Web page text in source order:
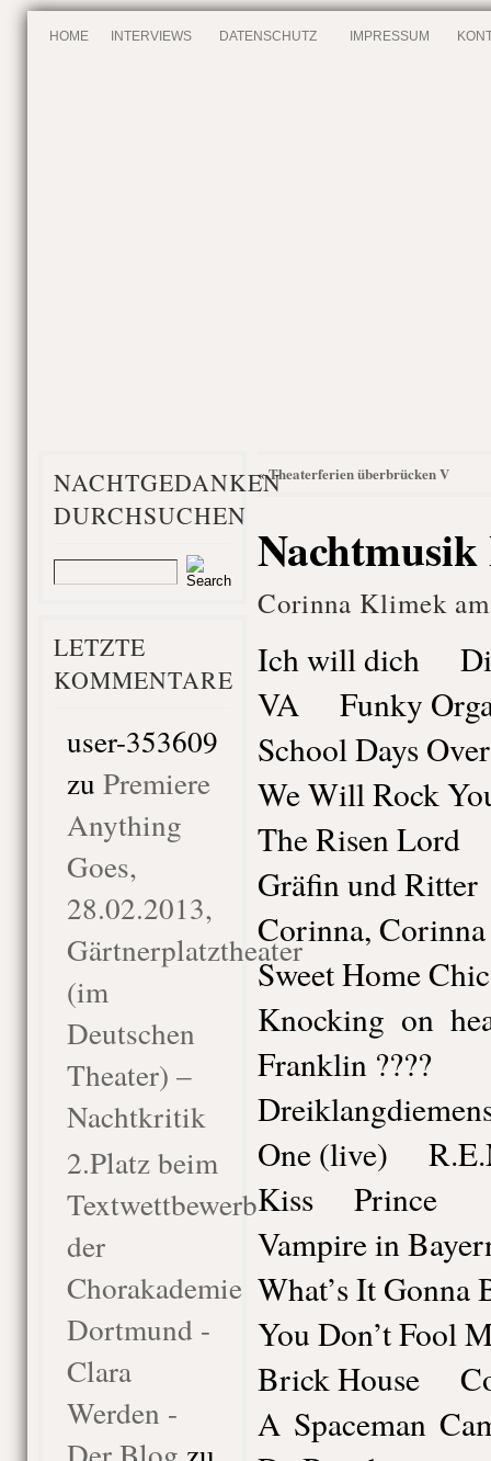
HOME INTERVIEWS DATENSCHUTZ IMPRESSUM
NACHTGEDANKEN
DURCHSUCHEN
LETZTE
KOMMENTARE
user-353609
zu Premiere
Anything
Goes,
28.02.2013,
Gärtnerplatztheater
(im
Deutschen
Theater) –
Nachtkritik
2.Platz beim
Textwettbewerb
der
Chorakademie
Dortmund -
Clara
Werden -
«Theaterferien überbrücken V
Corinna Klimek
Ich will dich
VA Funky
School Days
We Will Rock
The Risen Lord
Gräfin und
Corinna,
Sweet Home
Knocking on
Franklin ????
One (live)
Kiss Prince
Vampire in
What’s It
You Don’t Fool
Brick House
A Spaceman